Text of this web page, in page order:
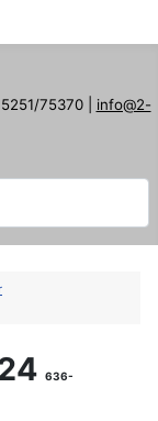
5251/75370 | info@2-
636-